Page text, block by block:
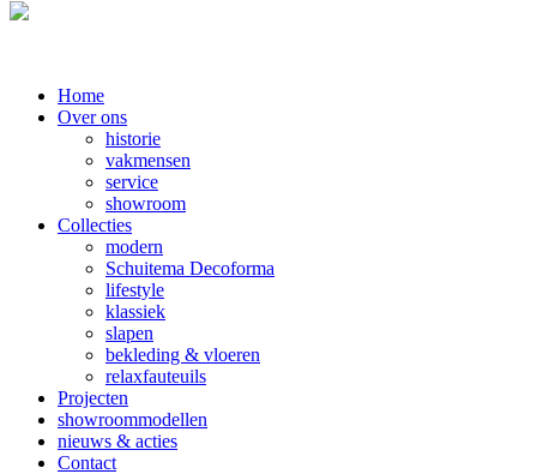
Home
Over ons
historie
vakmensen
service
showroom
Collecties
modern
Schuitema Decoforma
lifestyle
klassiek
slapen
bekleding & vloeren
relaxfauteuils
Projecten
showroommodellen
nieuws & acties
Contact